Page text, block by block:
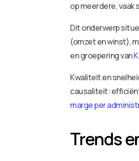
op meerdere,
Dit onderwerp
(omzet en winst),
en groepering van
Kwaliteit en
causaliteit:
marge per
Trends